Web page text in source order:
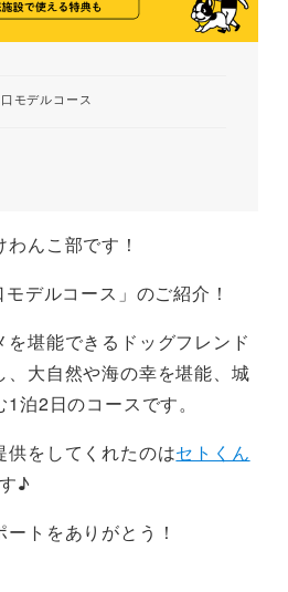
モデルコース
んこ部です！
デルコース」のご紹介！
堪能できるドッグフレンド
、大自然や海の幸を堪能、城
泊2日のコースです。
供をしてくれたのはセトくん
♪
トをありがとう！